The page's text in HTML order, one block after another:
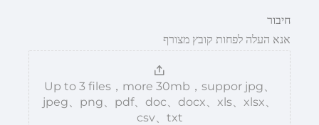
חיבור
אנא העלה לפחות קובץ מצורף
Up to 3 files，more 30mb，suppor jpg、
jpeg、png、pdf、doc、docx、xls、xlsx、
csv、txt